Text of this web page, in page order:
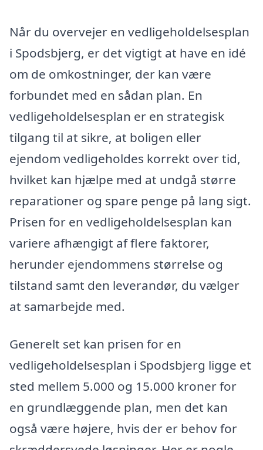
Når du overvejer en vedligeholdelsesplan
i Spodsbjerg, er det vigtigt at have en idé
om de omkostninger, der kan være
forbundet med en sådan plan. En
vedligeholdelsesplan er en strategisk
tilgang til at sikre, at boligen eller
ejendom vedligeholdes korrekt over tid,
hvilket kan hjælpe med at undgå større
reparationer og spare penge på lang sigt.
Prisen for en vedligeholdelsesplan kan
variere afhængigt af flere faktorer,
herunder ejendommens størrelse og
tilstand samt den leverandør, du vælger
at samarbejde med.
Generelt set kan prisen for en
vedligeholdelsesplan i Spodsbjerg ligge et
sted mellem 5.000 og 15.000 kroner for
en grundlæggende plan, men det kan
også være højere, hvis der er behov for